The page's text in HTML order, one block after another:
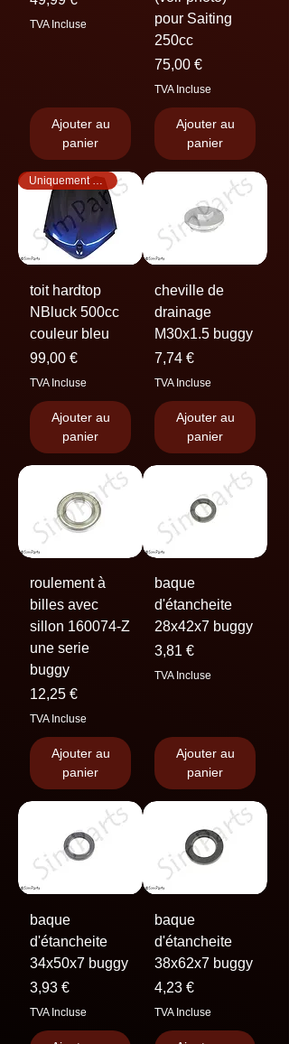
TVA Incluse
Ajouter au
panier
pour Saiting
250cc
Prix
75,00 €
TVA Incluse
Ajouter au
panier
Uniquement en bleu!
toit hardtop
NBluck 500cc
couleur bleu
Prix
99,00 €
TVA Incluse
Ajouter au
panier
cheville de
drainage
M30x1.5 buggy
Prix
7,74 €
TVA Incluse
Ajouter au
panier
roulement à
billes avec
sillon 160074-Z
une serie
buggy
Prix
12,25 €
TVA Incluse
Ajouter au
panier
baque
d'étancheite
28x42x7 buggy
Prix
3,81 €
TVA Incluse
Ajouter au
panier
baque
d'étancheite
34x50x7 buggy
Prix
3,93 €
TVA Incluse
baque
d'étancheite
38x62x7 buggy
Prix
4,23 €
TVA Incluse